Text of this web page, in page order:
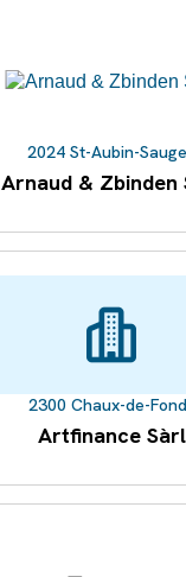
2024 St-Aubin-
Arnaud & Zbinden
2300 Chaux-de-
Artfinance Sàrl